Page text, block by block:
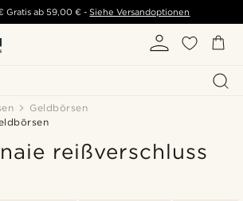
Gratis ab 59,00 € - Siehe Versandoptionen
Geldbörsen
reißverschluss